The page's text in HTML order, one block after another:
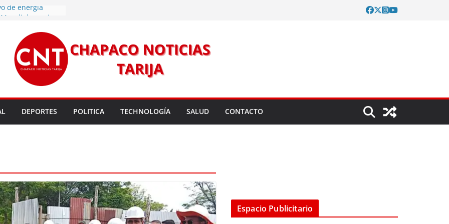
de energía
este
nuevo
legales para
para un nuevo
entrega robots
fortalecer la
DEPORTES POLITICA TECHNOLOGÍA SALUD CONTACTO
Espacio Publicitario